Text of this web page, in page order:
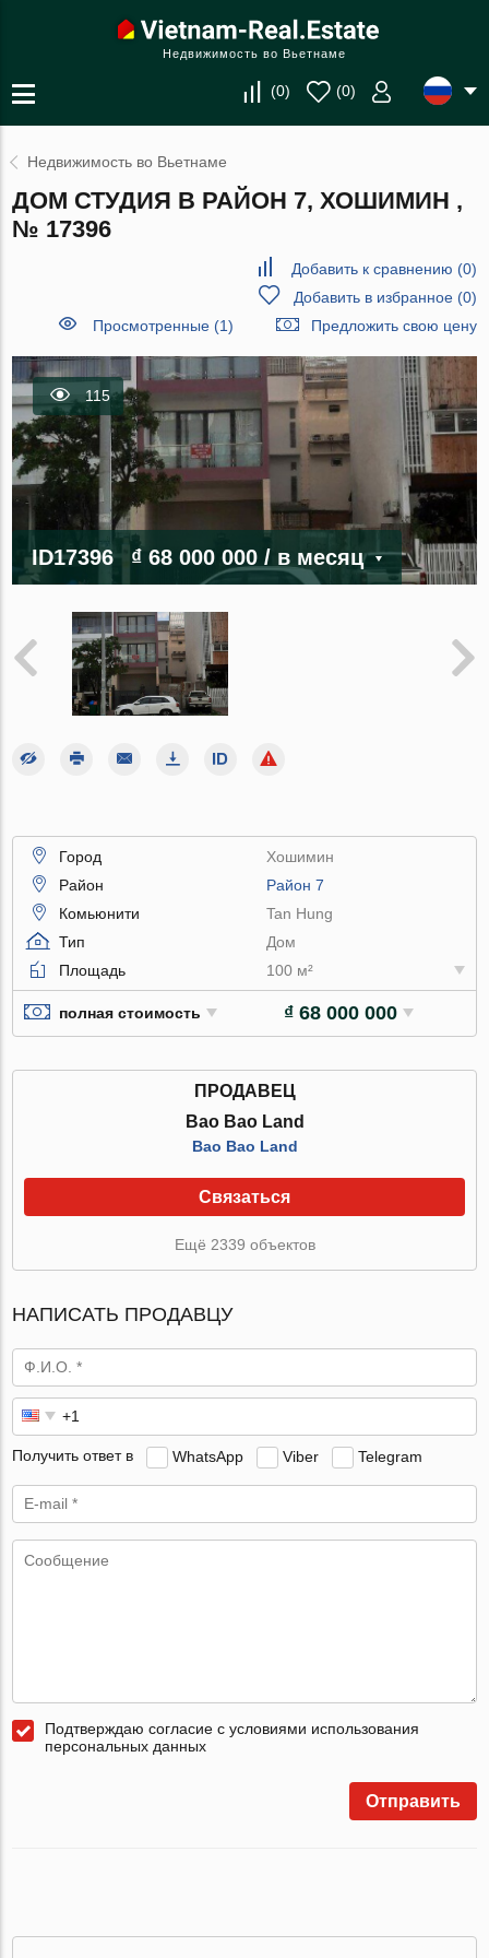
Недвижимость во Вьетнаме
(0) (0)
Недвижимость во Вьетнаме
ДОМ СТУДИЯ В РАЙОН 7, ХОШИМИН ,
№ 17396
Добавить к сравнению (0)
Добавить в избранное(0)
Просмотренные (1)
Предложить свою цену
115
ID17396 ₫ 68 000 000/ в месяц
Город
Хошимин
Район
Район 7
Комьюнити
Tan Hung
Тип
Дом
Площадь
100 м²
полная стоимость ₫ 68 000 000
ПРОДАВЕЦ
Bao Bao Land
Bao Bao Land
Связаться
Ещё 2339 объектов
НАПИСАТЬ ПРОДАВЦУ
Получить ответ в WhatsApp Viber Telegram
Подтверждаю согласие с условиями использования
персональных данных
Отправить